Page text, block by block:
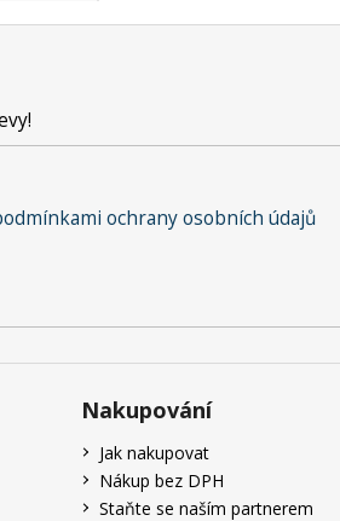
ochrany osobních údajů
Nakupování
Jak nakupovat
Nákup bez DPH
Staňte se naším partnerem